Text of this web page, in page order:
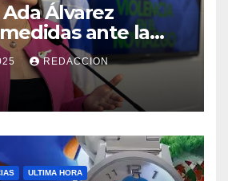
Álvarez
ante la
el noviazgo
REDACCION
ULTIMA HORA